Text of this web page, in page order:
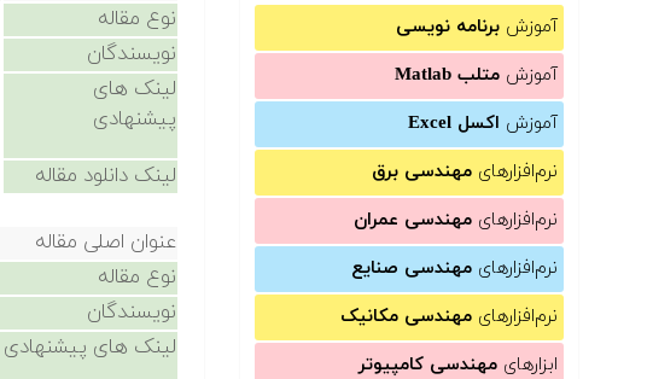
آموزش برنامه نویسی
آموزش متلب Matlab
آموزش اکسل Excel
نرم‌افزارهای مهندسی برق
نرم‌افزارهای مهندسی عمران
نرم‌افزارهای مهندسی صنایع
نرم‌افزارهای مهندسی مکانیک
ابزارهای مهندسی کامپیوتر
نوع مقاله
نویسندگان
لینک های
پیشنهادی
لینک دانلود مقاله
عنوان اصلی مقاله
نوع مقاله
نویسندگان
لینک های پیشنهادی